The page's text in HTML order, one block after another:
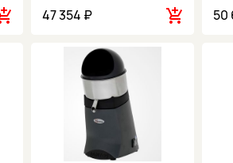
47 354 ₽ 50